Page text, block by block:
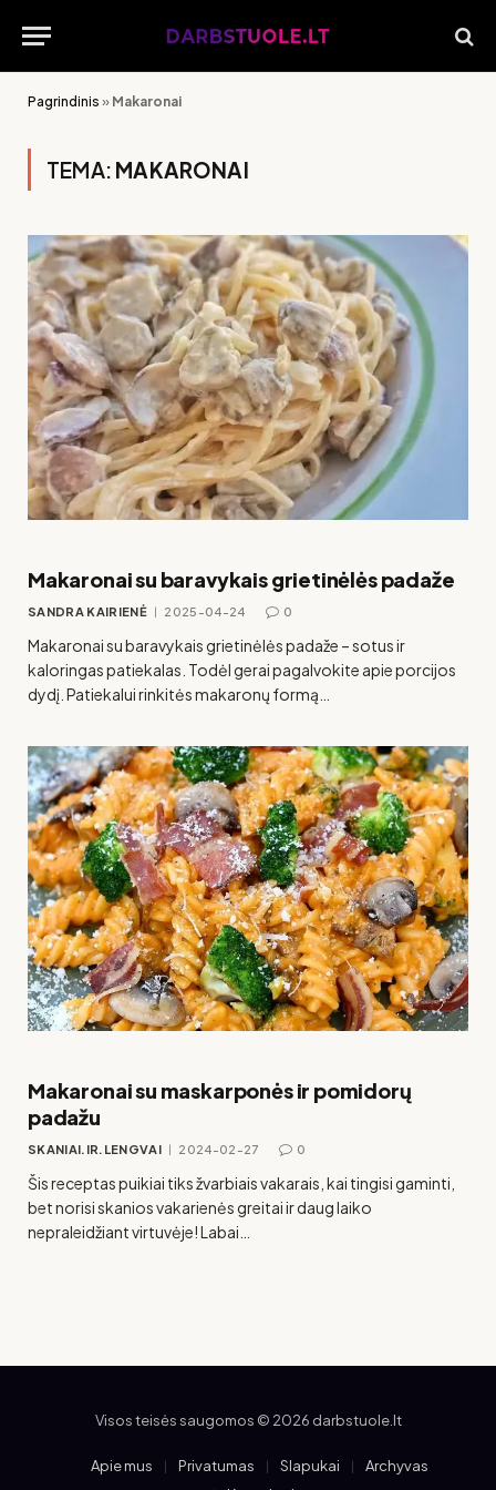
Pagrindinis » Makaronai
TEMA: MAKARONAI
Makaronai su baravykais grietinėlės padaže
SANDRA KAIRIENĖ 2025-04-24 0
Makaronai su baravykais grietinėlės padaže – sotus ir
kaloringas patiekalas. Todėl gerai pagalvokite apie porcijos
dydį. Patiekalui rinkitės makaronų formą…
Makaronai su maskarponės ir pomidorų
padažu
SKANIAI.IR.LENGVAI 2024-02-27 0
Šis receptas puikiai tiks žvarbiais vakarais, kai tingisi gaminti,
bet norisi skanios vakarienės greitai ir daug laiko
nepraleidžiant virtuvėje! Labai…
Visos teisės saugomos © 2026 darbstuole.lt
Apie mus Privatumas Slapukai
Archyvas